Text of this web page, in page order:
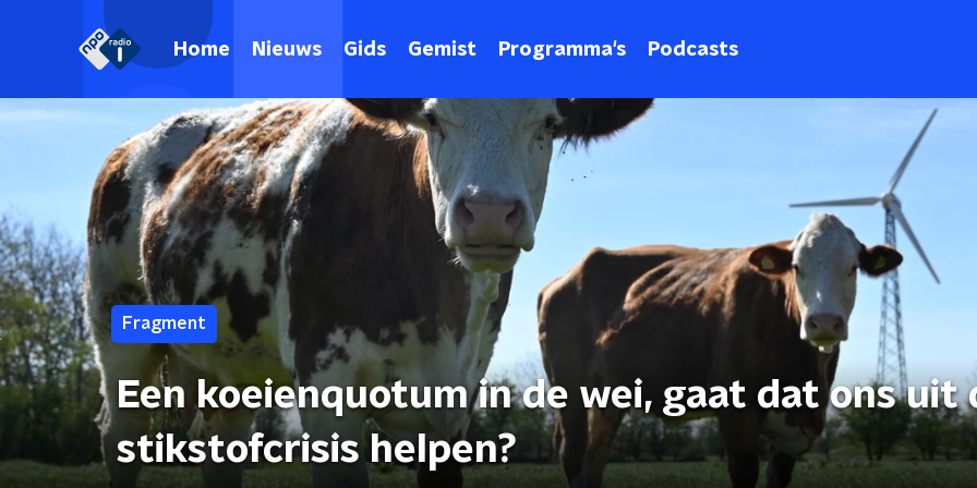
Home Nieuws Gids Gemist Programma's Podcasts
Fragment
Een koeienquotum in de wei, gaat dat ons uit
stikstofcrisis helpen?